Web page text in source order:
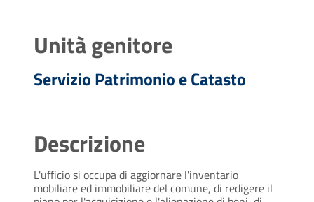
Unità genitore
Servizio Patrimonio e Catasto
Descrizione
L'ufficio si occupa di aggiornare l'inventario
mobiliare ed immobiliare del comune, di redigere il